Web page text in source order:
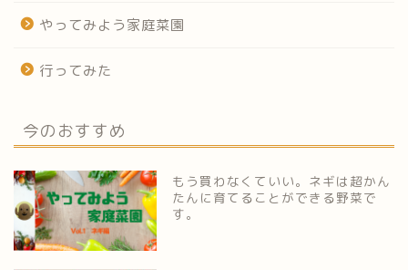
やってみよう家庭菜園
行ってみた
今のおすすめ
もう買わなくていい。ネギは超かん
たんに育てることができる野菜で
す。